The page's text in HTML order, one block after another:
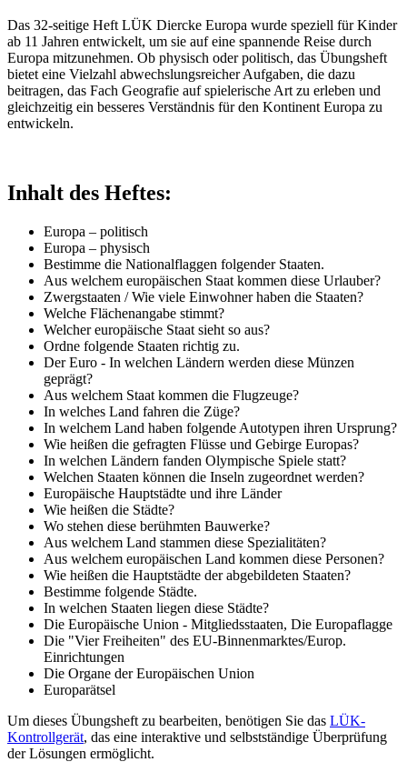
Das 32-seitige Heft LÜK Diercke Europa wurde speziell für Kinder
ab 11 Jahren entwickelt, um sie auf eine spannende Reise durch
Europa mitzunehmen. Ob physisch oder politisch, das Übungsheft
bietet eine Vielzahl abwechslungsreicher Aufgaben, die dazu
beitragen, das Fach Geografie auf spielerische Art zu erleben und
gleichzeitig ein besseres Verständnis für den Kontinent Europa zu
entwickeln.
Inhalt des Heftes:
Europa – politisch
Europa – physisch
Bestimme die Nationalflaggen folgender Staaten.
Aus welchem europäischen Staat kommen diese Urlauber?
Zwergstaaten / Wie viele Einwohner haben die Staaten?
Welche Flächenangabe stimmt?
Welcher europäische Staat sieht so aus?
Ordne folgende Staaten richtig zu.
Der Euro - In welchen Ländern werden diese Münzen
geprägt?
Aus welchem Staat kommen die Flugzeuge?
In welches Land fahren die Züge?
In welchem Land haben folgende Autotypen ihren Ursprung?
Wie heißen die gefragten Flüsse und Gebirge Europas?
In welchen Ländern fanden Olympische Spiele statt?
Welchen Staaten können die Inseln zugeordnet werden?
Europäische Hauptstädte und ihre Länder
Wie heißen die Städte?
Wo stehen diese berühmten Bauwerke?
Aus welchem Land stammen diese Spezialitäten?
Aus welchem europäischen Land kommen diese Personen?
Wie heißen die Hauptstädte der abgebildeten Staaten?
Bestimme folgende Städte.
In welchen Staaten liegen diese Städte?
Die Europäische Union - Mitgliedsstaaten, Die Europaflagge
Die "Vier Freiheiten" des EU-Binnenmarktes/Europ.
Einrichtungen
Die Organe der Europäischen Union
Europarätsel
Um dieses Übungsheft zu bearbeiten, benötigen Sie das LÜK-
Kontrollgerät, das eine interaktive und selbstständige Überprüfung
der Lösungen ermöglicht.